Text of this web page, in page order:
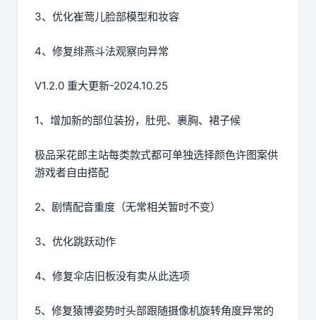
3、优化崔莺儿脸部模型和妆容
4、修复绯燕斗法观察向异常
V1.2.0 重大更新-2024.10.25
1、增加新的部位装扮，肚兜、裹胸、裙子候
极品采花郎主站每类款式都可单独选择颜色许图案供
游戏者自由搭配
2、剧情配音重度（无常相关暂时不变）
3、优化跳跃动作
4、修复伞店旧板没有卖从此选项
5、修复猿博姿势时头部跟随摄像机旋转角度异常的